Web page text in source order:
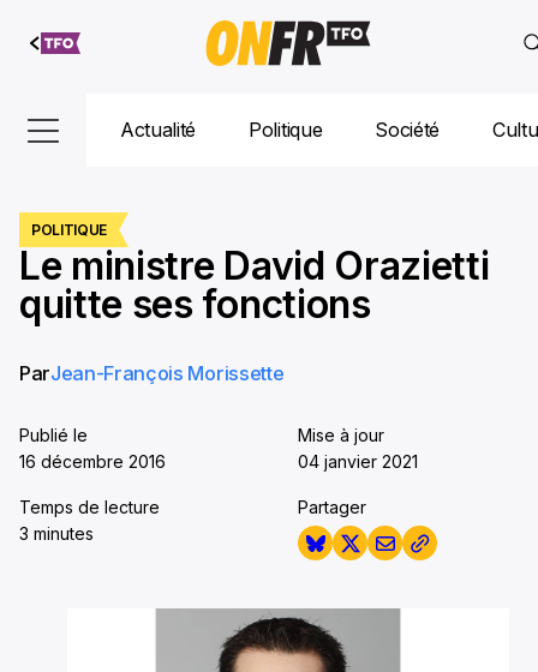
Aller au
contenu
Actualité Politique Société
POLITIQUE
Le ministre David Orazietti
quitte ses fonctions
ParJean-François Morissette
Publié le
16 décembre 2016
Mise à jour
04 janvier 2021
Temps de lecture
3 minutes
Partager